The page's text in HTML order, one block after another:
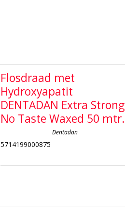
Flosdraad met
Hydroxyapatit
DENTADAN Extra Strong
No Taste Waxed 50 mtr.
Dentadan
5714199000875